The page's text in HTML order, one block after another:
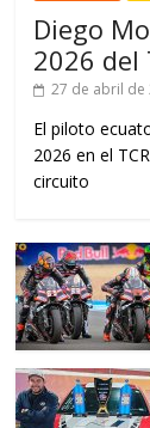
Diego
2026 del
27 de abril de
El piloto
2026 en el
circuito